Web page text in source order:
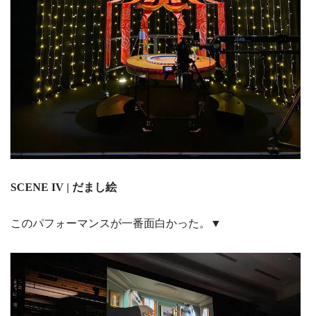
SCENE IV | だまし絵
このパフォーマンスが一番面白かった。▼